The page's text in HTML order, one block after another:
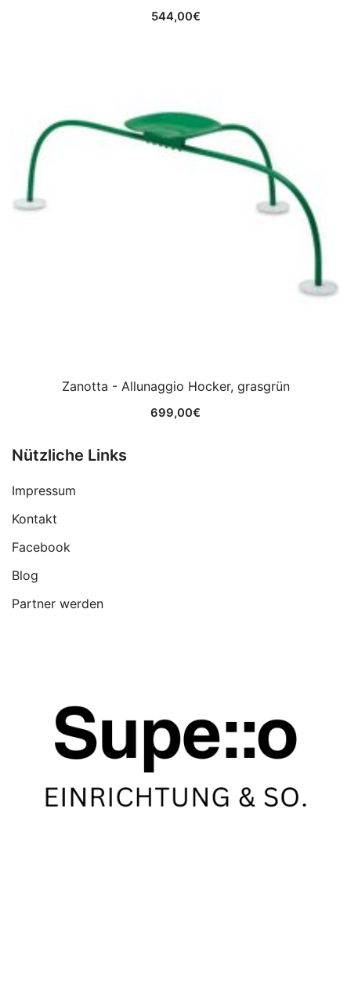
544,00€
Zanotta - Allunaggio Hocker, grasgrün
699,00€
Nützliche Links
Impressum
Kontakt
Facebook
Blog
Partner werden